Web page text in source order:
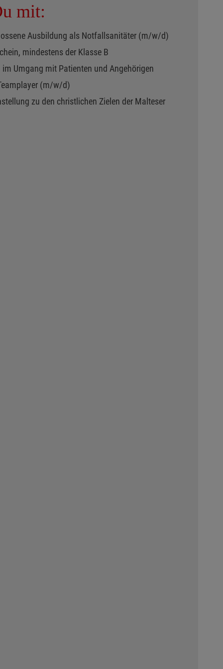
mit:
Ausbildung als Notfallsanitäter (m/w/d)
mindestens der Klasse B
Umgang mit Patienten und Angehörigen
(m/w/d)
zu den christlichen Zielen der Malteser